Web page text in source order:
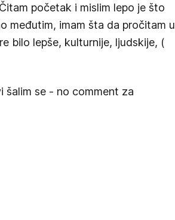
početak i mislim lepo je što
međutim, imam šta da pročitam u
bilo lepše, kulturnije, ljudskije, (
šalim se - no comment za